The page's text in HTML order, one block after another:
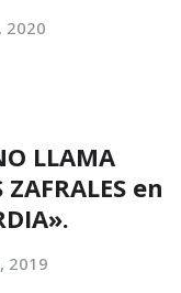
2020
LLAMA
ZAFRALES en
2019